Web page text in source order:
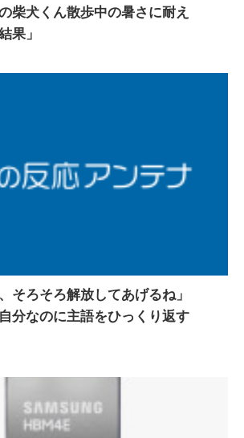
柴犬くん散歩中の暑さに耐え
果」
そろそろ解放してあげるね」
分なのに主語をひっくり返す